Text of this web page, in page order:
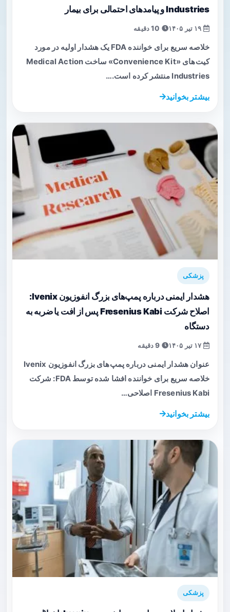
Industries و پیامدهای احتمالی برای بیمار
خلاصه سریع برای خواننده FDA یک هشدار اولیه در مورد
کیت‌های «Convenience Kit» ساخت Medical Action
Industries منتشر کرده است.…
بیشتر بخوانید
پزشکی
هشدار ایمنی درباره پمپ‌های بزرگ انفوزیون Ivenix:
اصلاح شرکت Fresenius Kabi پس از افت یا ضربه به
دستگاه
عنوان هشدار ایمنی درباره پمپ‌های بزرگ انفوزیون Ivenix
خلاصه سریع برای خواننده افشا شده توسط FDA: شرکت
Fresenius Kabi اصلاحی…
بیشتر بخوانید
پزشکی